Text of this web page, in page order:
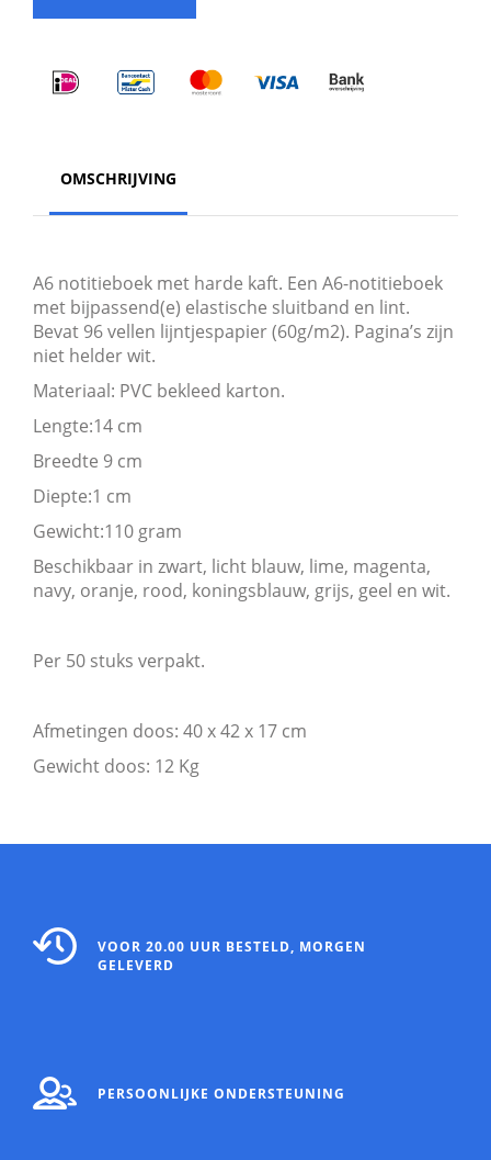
OMSCHRIJVING
A6 notitieboek met harde kaft. Een A6-notitieboek
met bijpassend(e) elastische sluitband en lint.
Bevat 96 vellen lijntjespapier (60g/m2). Pagina’s zijn
niet helder wit.
Materiaal: PVC bekleed karton.
Lengte:14 cm
Breedte 9 cm
Diepte:1 cm
Gewicht:110 gram
Beschikbaar in zwart, licht blauw, lime, magenta,
navy, oranje, rood, koningsblauw, grijs, geel en wit.
Per 50 stuks verpakt.
Afmetingen doos: 40 x 42 x 17 cm
Gewicht doos: 12 Kg
VOOR 20.00 UUR BESTELD, MORGEN
GELEVERD
PERSOONLIJKE ONDERSTEUNING